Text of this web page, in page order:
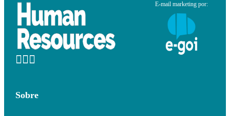
E-mail marketing por:
Sobre